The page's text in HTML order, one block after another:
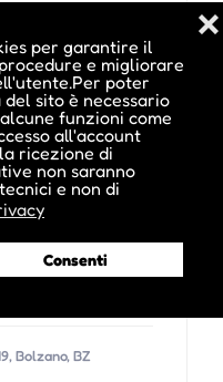
per garantire il
e migliorare
poter
sito è necessario
funzioni come
all'account
ricezione di
non saranno
e non di
Consenti
❌
Bolzano, BZ